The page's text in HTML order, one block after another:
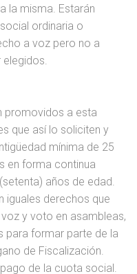
la misma. Estarán
ordinaria o
a voz pero no a
elegidos.
promovidos a esta
que así lo soliciten y
mínima de 25
en forma continua
años de edad.
iguales derechos que
y voto en asambleas,
para formar parte de la
de Fiscalización.
de la cuota social.